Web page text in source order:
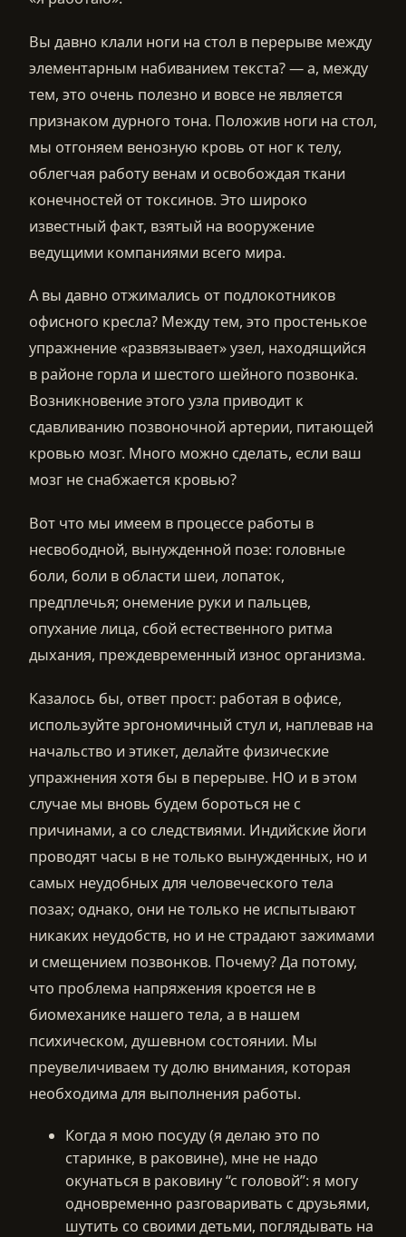
Вы давно клали ноги на стол в перерыве между
элементарным набиванием текста? — а, между
тем, это очень полезно и вовсе не является
признаком дурного тона. Положив ноги на стол,
мы отгоняем венозную кровь от ног к телу,
облегчая работу венам и освобождая ткани
конечностей от токсинов. Это широко
известный факт, взятый на вооружение
ведущими компаниями всего мира.
А вы давно отжимались от подлокотников
офисного кресла? Между тем, это простенькое
упражнение «развязывает» узел, находящийся
в районе горла и шестого шейного позвонка.
Возникновение этого узла приводит к
сдавливанию позвоночной артерии, питающей
кровью мозг. Много можно сделать, если ваш
мозг не снабжается кровью?
Вот что мы имеем в процессе работы в
несвободной, вынужденной позе: головные
боли, боли в области шеи, лопаток,
предплечья; онемение руки и пальцев,
опухание лица, сбой естественного ритма
дыхания, преждевременный износ организма.
Казалось бы, ответ прост: работая в офисе,
используйте эргономичный стул и, наплевав на
начальство и этикет, делайте физические
упражнения хотя бы в перерыве. НО и в этом
случае мы вновь будем бороться не с
причинами, а со следствиями. Индийские йоги
проводят часы в не только вынужденных, но и
самых неудобных для человеческого тела
позах; однако, они не только не испытывают
никаких неудобств, но и не страдают зажимами
и смещением позвонков. Почему? Да потому,
что проблема напряжения кроется не в
биомеханике нашего тела, а в нашем
психическом, душевном состоянии. Мы
преувеличиваем ту долю внимания, которая
необходима для выполнения работы.
Когда я мою посуду (я делаю это по
старинке, в раковине), мне не надо
окунаться в раковину “с головой”: я могу
одновременно разговаривать с друзьями,
шутить со своими детьми, поглядывать на